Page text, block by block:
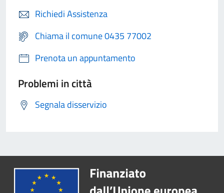
Richiedi Assistenza
Chiama il comune 0435 77002
Prenota un appuntamento
Problemi in città
Segnala disservizio